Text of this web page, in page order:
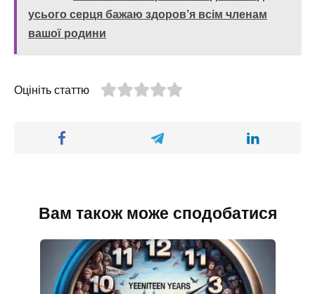
усього серця бажаю здоров’я всім членам
вашої родини
Оцініть статтю
Вам також може сподобатися